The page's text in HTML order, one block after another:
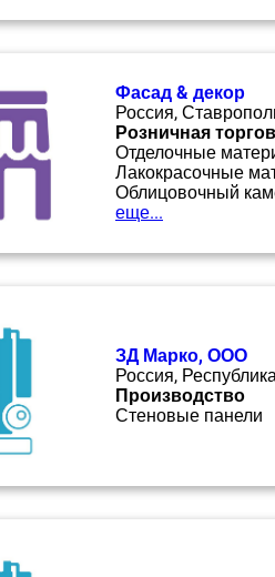
Фасад & декор
Россия,
Розничная
Отделочные
Лакокрасочные
Облицовочный
еще...
ЗД Марко, ООО
Россия,
Производство
Стеновые панели